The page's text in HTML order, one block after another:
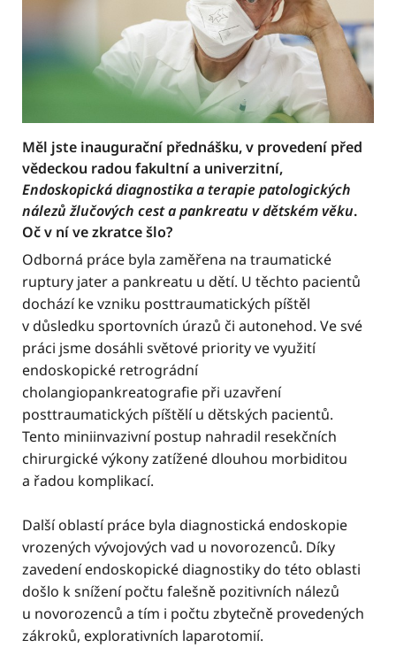
Měl jste inaugurační přednášku, v provedení před
vědeckou radou fakultní a univerzitní,
Endoskopická diagnostika a terapie patologických
nálezů žlučových cest a pankreatu v dětském věku.
Oč v ní ve zkratce šlo?
Odborná práce byla zaměřena na traumatické
ruptury jater a pankreatu u dětí. U těchto pacientů
dochází ke vzniku posttraumatických píštěl
v důsledku sportovních úrazů či autonehod. Ve své
práci jsme dosáhli světové priority ve využití
endoskopické retrográdní
cholangiopankreatografie při uzavření
posttraumatických píštělí u dětských pacientů.
Tento miniinvazivní postup nahradil resekčních
chirurgické výkony zatížené dlouhou morbiditou
a řadou komplikací.
Další oblastí práce byla diagnostická endoskopie
vrozených vývojových vad u novorozenců. Díky
zavedení endoskopické diagnostiky do této oblasti
došlo k snížení počtu falešně pozitivních nálezů
u novorozenců a tím i počtu zbytečně provedených
zákroků, explorativních laparotomií.